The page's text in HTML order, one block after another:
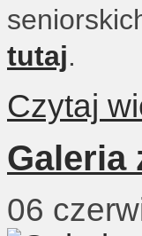
tutaj.
Czytaj
Galeria
06